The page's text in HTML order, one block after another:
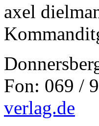
axel
Fon: 069 /
verlag.de